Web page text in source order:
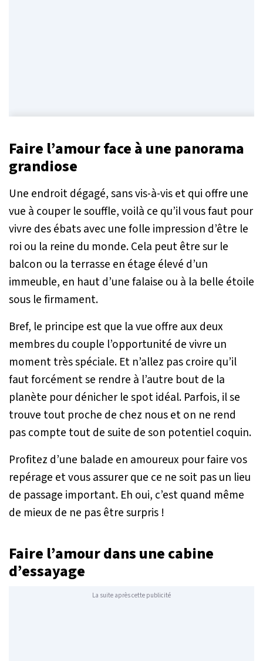
Faire l’amour face à une panorama
grandiose
Une endroit dégagé, sans vis-à-vis et qui offre une
vue à couper le souffle, voilà ce qu’il vous faut pour
vivre des ébats avec une folle impression d’être le
roi ou la reine du monde. Cela peut être sur le
balcon ou la terrasse en étage élevé d’un
immeuble, en haut d’une falaise ou à la belle étoile
sous le firmament.
Bref, le principe est que la vue offre aux deux
membres du couple l’opportunité de vivre un
moment très spéciale. Et n’allez pas croire qu’il
faut forcément se rendre à l’autre bout de la
planète pour dénicher le spot idéal. Parfois, il se
trouve tout proche de chez nous et on ne rend
pas compte tout de suite de son potentiel coquin.
Profitez d’une balade en amoureux pour faire vos
repérage et vous assurer que ce ne soit pas un lieu
de passage important. Eh oui, c’est quand même
de mieux de ne pas être surpris !
Faire l’amour dans une cabine
d’essayage
La suite après cette publicité